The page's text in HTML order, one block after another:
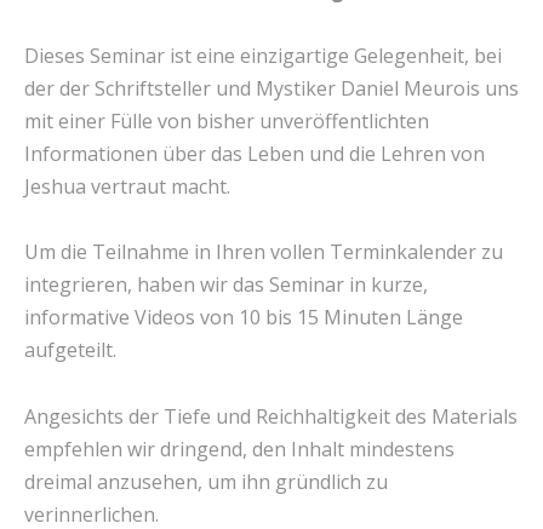
Dieses Seminar ist eine einzigartige Gelegenheit, bei
der der Schriftsteller und Mystiker Daniel Meurois uns
mit einer Fülle von bisher unveröffentlichten
Informationen über das Leben und die Lehren von
Jeshua vertraut macht.
Um die Teilnahme in Ihren vollen Terminkalender zu
integrieren, haben wir das Seminar in kurze,
informative Videos von 10 bis 15 Minuten Länge
aufgeteilt.
Angesichts der Tiefe und Reichhaltigkeit des Materials
empfehlen wir dringend, den Inhalt mindestens
dreimal anzusehen, um ihn gründlich zu
verinnerlichen.